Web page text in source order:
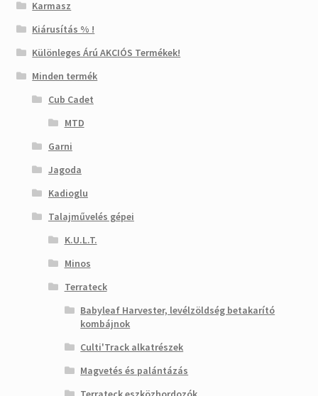
Karmasz
Kiárusítás % !
Különleges Árú AKCIÓS Termékek!
Minden termék
Cub Cadet
MTD
Garni
Jagoda
Kadioglu
Talajművelés gépei
K.U.L.T.
Minos
Terrateck
Babyleaf Harvester, levélzöldség betakarító
kombájnok
Culti'Track alkatrészek
Magvetés és palántázás